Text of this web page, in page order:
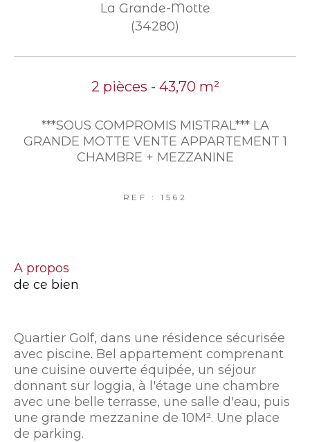
La Grande-Motte
(34280)
2 pièces - 43,70 m²
***SOUS COMPROMIS MISTRAL*** LA
GRANDE MOTTE VENTE APPARTEMENT 1
CHAMBRE + MEZZANINE
REF : 1562
a propos
de ce bien
Quartier Golf, dans une résidence sécurisée
avec piscine. Bel appartement comprenant
une cuisine ouverte équipée, un séjour
donnant sur loggia, à l'étage une chambre
avec une belle terrasse, une salle d'eau, puis
une grande mezzanine de 10M². Une place
de parking.